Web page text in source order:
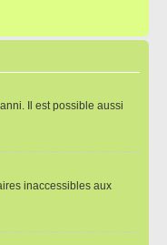
Il est possible aussi
inaccessibles aux